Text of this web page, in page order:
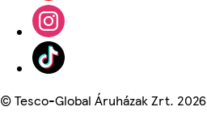
©Tesco-Global Áruházak Zrt. 2026